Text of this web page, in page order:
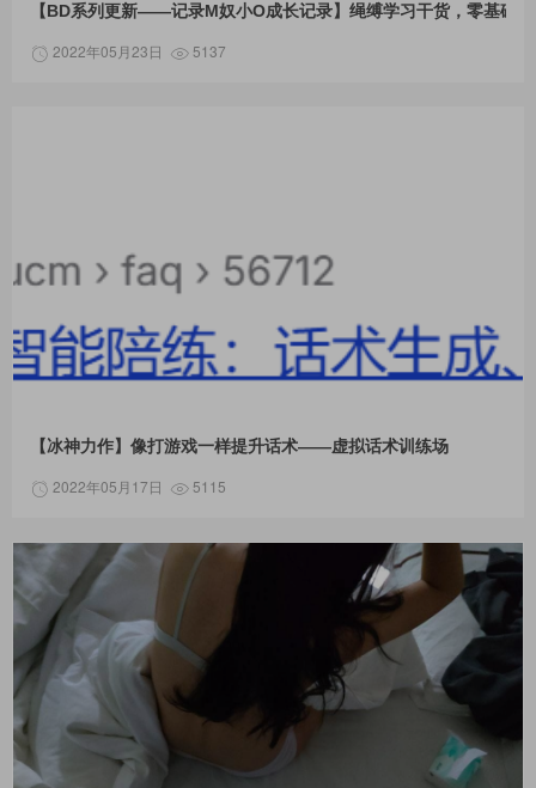
【BD系列更新——记录M奴小O成长记录】绳缚学习干货，零基础
2022年05月23日 5137
【冰神力作】像打游戏一样提升话术——虚拟话术训练场
2022年05月17日 5115